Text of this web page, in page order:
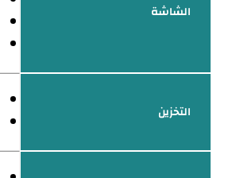
الشاشة
التخزين